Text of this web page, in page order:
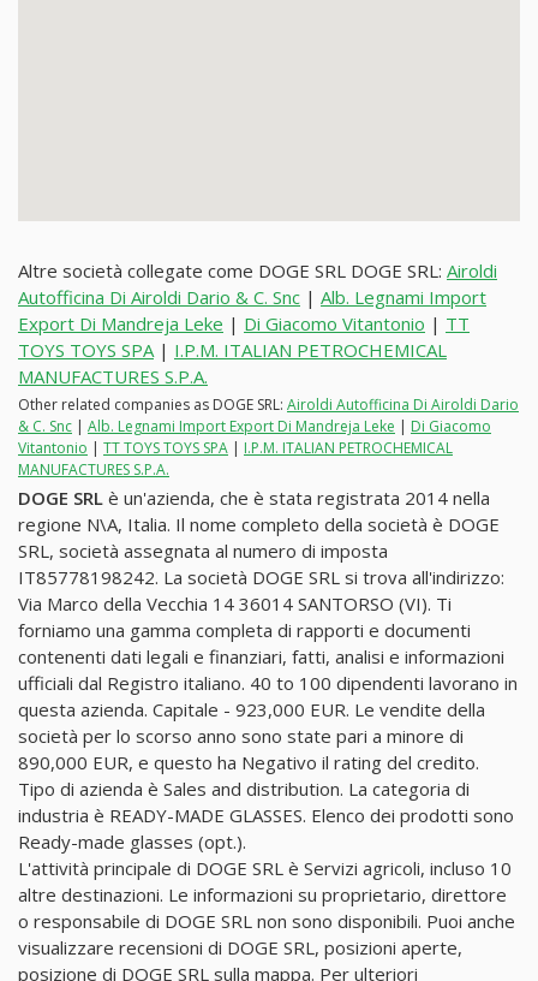
Altre società collegate come DOGE SRL DOGE SRL: Airoldi
Autofficina Di Airoldi Dario & C. Snc | Alb. Legnami Import
Export Di Mandreja Leke | Di Giacomo Vitantonio | TT
TOYS TOYS SPA | I.P.M. ITALIAN PETROCHEMICAL
MANUFACTURES S.P.A.
Other related companies as DOGE SRL: Airoldi Autofficina Di Airoldi Dario
& C. Snc | Alb. Legnami Import Export Di Mandreja Leke | Di Giacomo
Vitantonio | TT TOYS TOYS SPA | I.P.M. ITALIAN PETROCHEMICAL
MANUFACTURES S.P.A.
DOGE SRL è un'azienda, che è stata registrata 2014 nella
regione N\A, Italia. Il nome completo della società è DOGE
SRL, società assegnata al numero di imposta
IT85778198242. La società DOGE SRL si trova all'indirizzo:
Via Marco della Vecchia 14 36014 SANTORSO (VI). Ti
forniamo una gamma completa di rapporti e documenti
contenenti dati legali e finanziari, fatti, analisi e informazioni
ufficiali dal Registro italiano. 40 to 100 dipendenti lavorano in
questa azienda. Capitale - 923,000 EUR. Le vendite della
società per lo scorso anno sono state pari a minore di
890,000 EUR, e questo ha Negativo il rating del credito.
Tipo di azienda è Sales and distribution. La categoria di
industria è READY-MADE GLASSES. Elenco dei prodotti sono
Ready-made glasses (opt.).
L'attività principale di DOGE SRL è Servizi agricoli, incluso 10
altre destinazioni. Le informazioni su proprietario, direttore
o responsabile di DOGE SRL non sono disponibili. Puoi anche
visualizzare recensioni di DOGE SRL, posizioni aperte,
posizione di DOGE SRL sulla mappa. Per ulteriori